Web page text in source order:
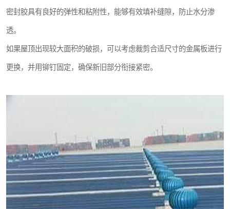
密封胶具有良好的弹性和粘附性，能够有效填补缝隙，防止水分渗
透。
如果屋顶出现较大面积的破损，可以考虑裁剪合适尺寸的金属板进行
更换，并用铆钉固定，确保新旧部分衔接紧密。